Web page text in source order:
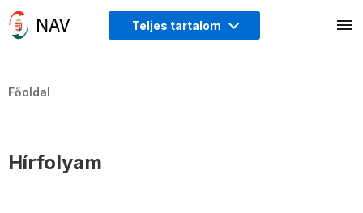
Teljes tartalom
Főoldal
Hírfolyam